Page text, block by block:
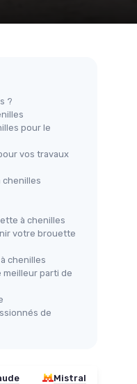
?
pour le
vos travaux
chenilles
à chenilles
votre brouette
chenilles
meilleur parti de
de
Mistral